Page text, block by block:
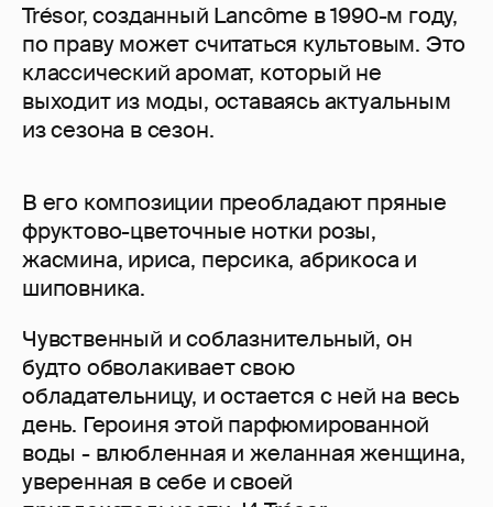
Trésor, созданный Lancôme в 1990-м году,
по праву может считаться культовым. Это
классический аромат, который не
выходит из моды, оставаясь актуальным
из сезона в сезон.
В его композиции преобладают пряные
фруктово-цветочные нотки розы,
жасмина, ириса, персика, абрикоса и
шиповника.
Чувственный и соблазнительный, он
будто обволакивает свою
обладательницу, и остается с ней на весь
день. Героиня этой парфюмированной
воды - влюбленная и желанная женщина,
уверенная в себе и своей